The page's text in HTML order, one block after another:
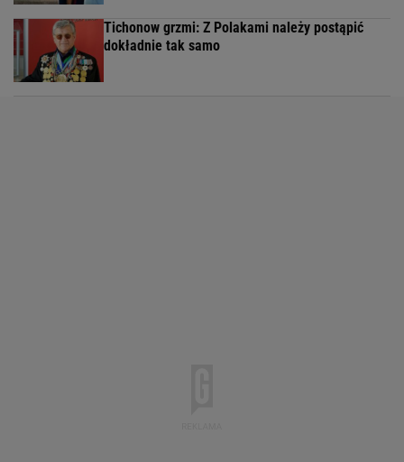
Tichonow grzmi: Z Polakami należy postąpić
dokładnie tak samo